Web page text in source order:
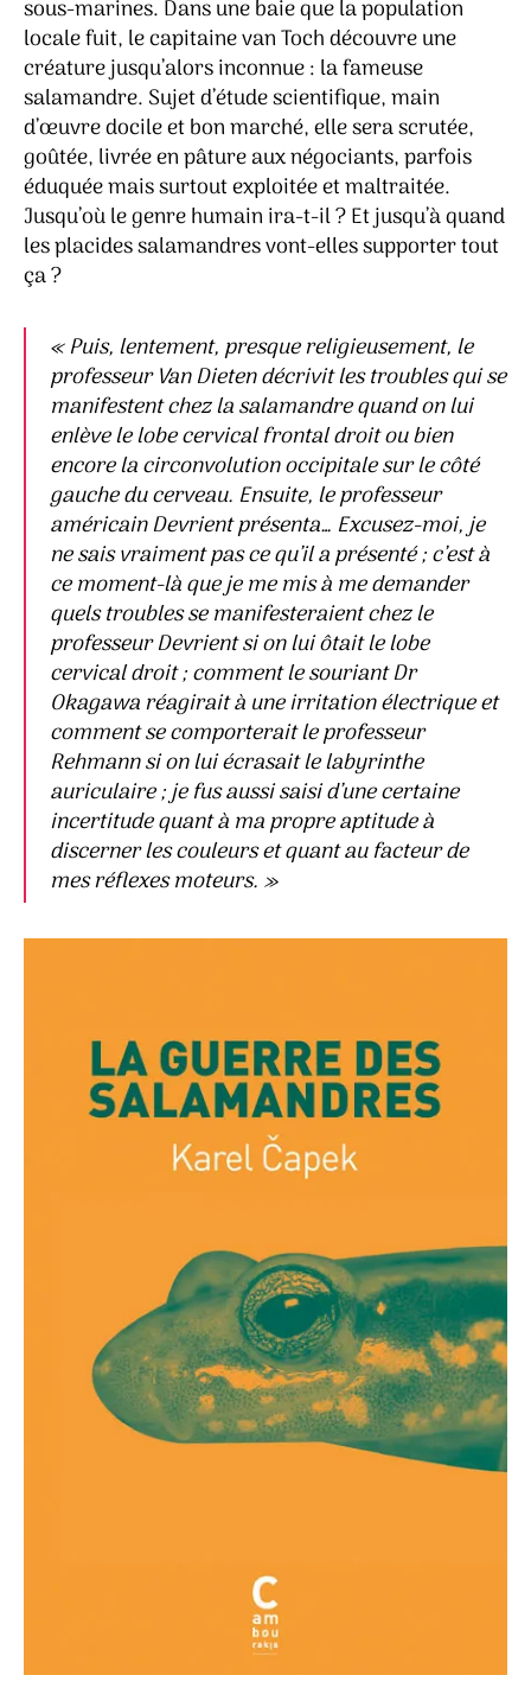
sous-marines. Dans une baie que la population
locale fuit, le capitaine van Toch découvre une
créature jusqu’alors inconnue : la fameuse
salamandre. Sujet d’étude scientifique, main
d’œuvre docile et bon marché, elle sera scrutée,
goûtée, livrée en pâture aux négociants, parfois
éduquée mais surtout exploitée et maltraitée.
Jusqu’où le genre humain ira-t-il ? Et jusqu’à quand
les placides salamandres vont-elles supporter tout
ça ?
« Puis, lentement, presque religieusement, le
professeur Van Dieten décrivit les troubles qui se
manifestent chez la salamandre quand on lui
enlève le lobe cervical frontal droit ou bien
encore la circonvolution occipitale sur le côté
gauche du cerveau. Ensuite, le professeur
américain Devrient présenta… Excusez-moi, je
ne sais vraiment pas ce qu’il a présenté ; c’est à
ce moment-là que je me mis à me demander
quels troubles se manifesteraient chez le
professeur Devrient si on lui ôtait le lobe
cervical droit ; comment le souriant Dr
Okagawa réagirait à une irritation électrique et
comment se comporterait le professeur
Rehmann si on lui écrasait le labyrinthe
auriculaire ; je fus aussi saisi d’une certaine
incertitude quant à ma propre aptitude à
discerner les couleurs et quant au facteur de
mes réflexes moteurs. »